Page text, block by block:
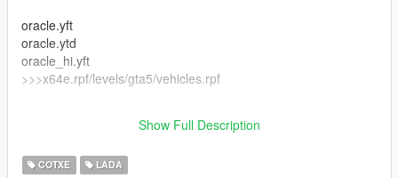
oracle.yft
oracle.ytd
oracle_hi.yft
>>>x64e.rpf/levels/gta5/vehicles.rpf
>>>update/update.rpf/common/data
Show Full Description
COTXE LADA